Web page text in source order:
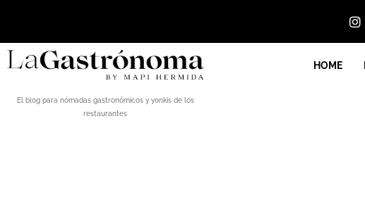
El blog para nómadas gastronómicos y yonkis de los
restaurantes
HOME